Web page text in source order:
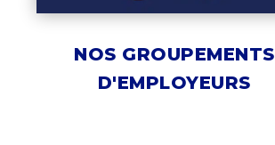
NOS GROUPEMENTS
D'EMPLOYEURS